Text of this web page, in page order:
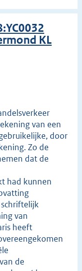
KL
van een
door
Zo de
dat de
had kunnen
van
heeft
de